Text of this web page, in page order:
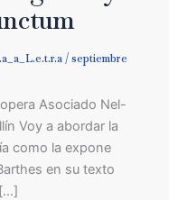
/ septiembre
Asociado Nel-
Voy a abordar la
como la expone
en su texto